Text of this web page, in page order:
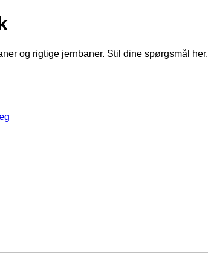
og rigtige jernbaner. Stil dine spørgsmål her.